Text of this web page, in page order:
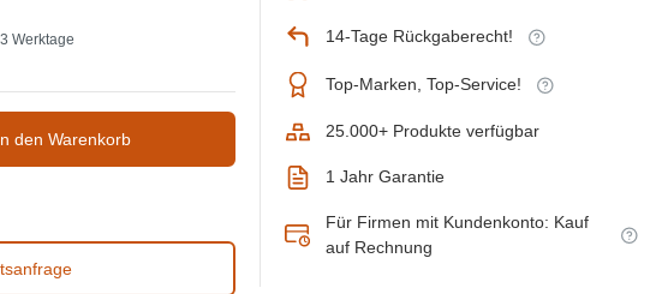
Werktage
den Warenkorb
14-Tage Rückgaberecht!
Top-Marken, Top-Service!
25.000+ Produkte verfügbar
1 Jahr Garantie
Für Firmen mit Kundenkonto: Kauf
auf Rechnung